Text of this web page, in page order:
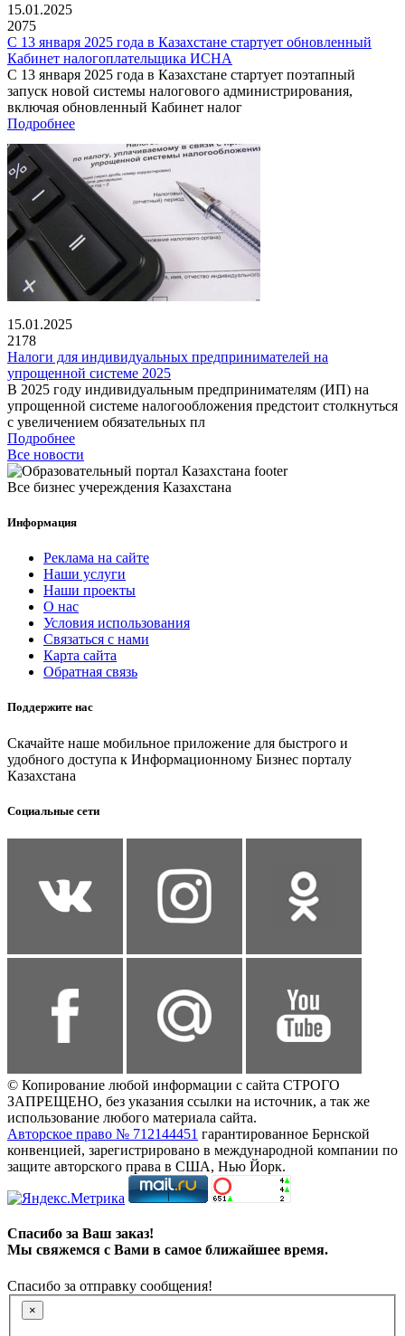
15.01.2025
2075
С 13 января 2025 года в Казахстане стартует обновленный
Кабинет налогоплательщика ИСНА
С 13 января 2025 года в Казахстане стартует поэтапный
запуск новой системы налогового администрирования,
включая обновленный Кабинет налог
Подробнее
15.01.2025
2178
Налоги для индивидуальных предпринимателей на
упрощенной системе 2025
В 2025 году индивидуальным предпринимателям (ИП) на
упрощенной системе налогообложения предстоит столкнуться
с увеличением обязательных пл
Подробнее
Все новости
Все бизнес учереждения Казахстана
Информация
Реклама на сайте
Наши услуги
Наши проекты
О нас
Условия использования
Связаться с нами
Карта сайта
Обратная связь
Поддержите нас
Скачайте наше мобильное приложение для быстрого и
удобного доступа к Информационному Бизнес порталу
Казахстана
Социальные сети
© Копирование любой информации с сайта СТРОГО
ЗАПРЕЩЕНО, без указания ссылки на источник, а так же
использование любого материала сайта.
Авторское право № 712144451 гарантированное Бернской
конвенцией, зарегистрировано в международной компании по
защите авторского права в США, Нью Йорк.
Спасибо за Ваш заказ!
Мы свяжемся с Вами в самое ближайшее время.
Спасибо за отправку сообщения!
×